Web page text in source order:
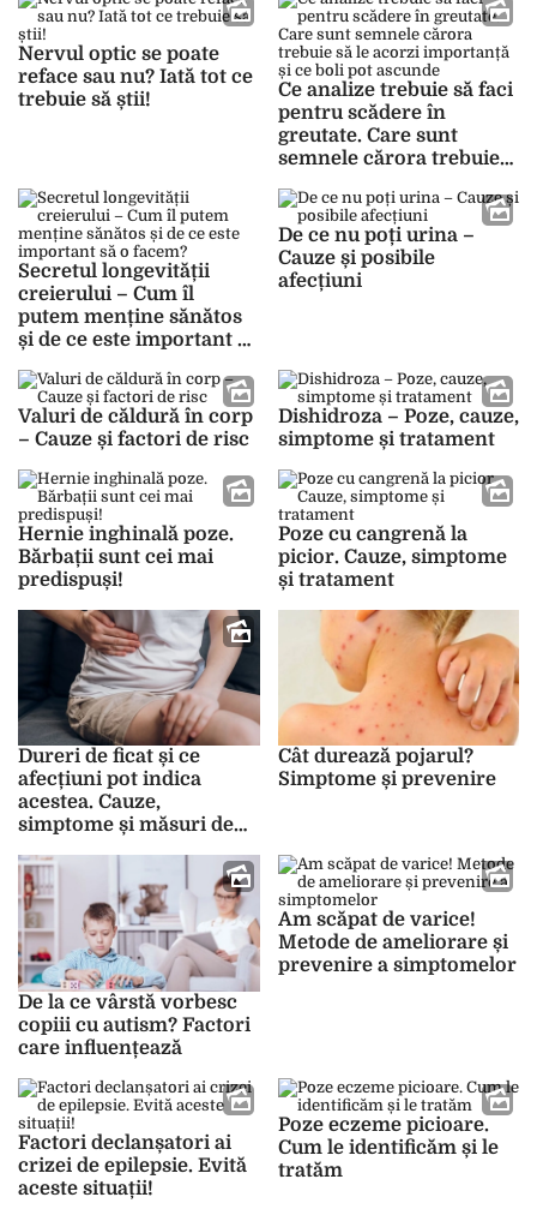
Nervul optic se poate
reface sau nu? Iată tot ce
trebuie să știi!
Ce analize trebuie să faci
pentru scădere în
greutate. Care sunt
semnele cărora trebuie
ce boli pot ascunde
Secretul longevității
creierului – Cum îl
putem menține sănătos
și de ce este important să
De ce nu poți urina –
Cauze și posibile
afecțiuni
Valuri de căldură în corp
– Cauze și factori de risc
Dishidroza – Poze, cauze,
simptome și tratament
Hernie inghinală poze.
Bărbații sunt cei mai
predispuși!
Poze cu cangrenă la
picior. Cauze, simptome
și tratament
Dureri de ficat și ce
afecțiuni pot indica
acestea. Cauze,
simptome și măsuri de
Cât durează pojarul?
Simptome și prevenire
De la ce vârstă vorbesc
copiii cu autism? Factori
care influențează
Am scăpat de varice!
Metode de ameliorare și
prevenire a simptomelor
Factori declanșatori ai
crizei de epilepsie. Evită
aceste situații!
Poze eczeme picioare.
Cum le identificăm și le
tratăm